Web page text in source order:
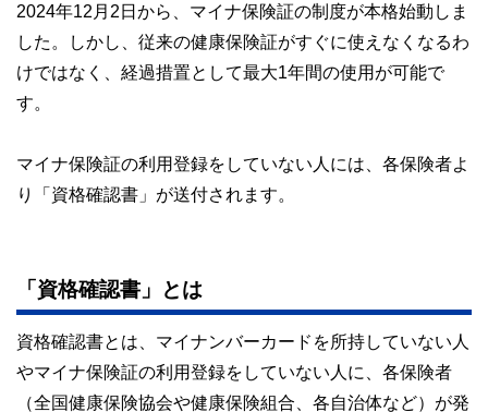
2024年12月2日から、マイナ保険証の制度が本格始動しま
した。しかし、従来の健康保険証がすぐに使えなくなるわ
けではなく、経過措置として最大1年間の使用が可能で
す。
マイナ保険証の利用登録をしていない人には、各保険者よ
り「資格確認書」が送付されます。
「資格確認書」とは
資格確認書とは、マイナンバーカードを所持していない人
やマイナ保険証の利用登録をしていない人に、各保険者
（全国健康保険協会や健康保険組合、各自治体など）が発